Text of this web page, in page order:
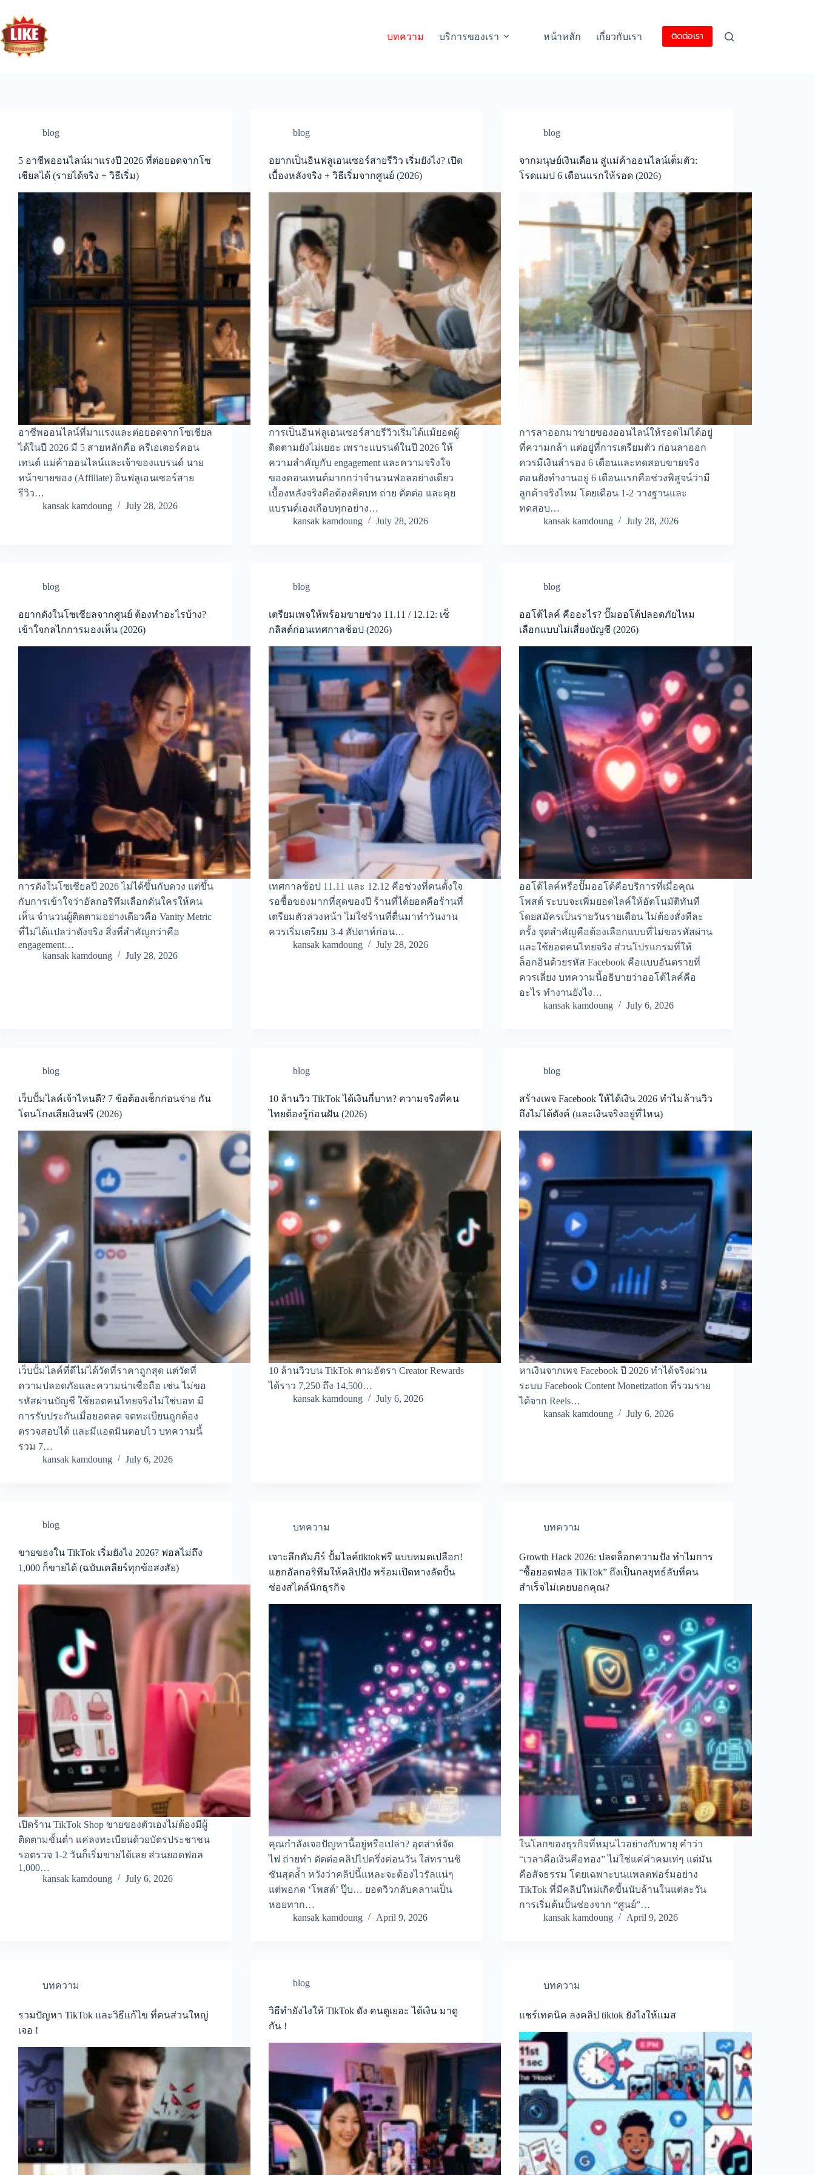
บทความ บริการของเรา หน้าหลัก เกี่ยวกับเรา ติดต่อเรา
blog
5 อาชีพออนไลน์มาแรงปี 2026 ที่ต่อยอดจากโซ
เชียลได้ (รายได้จริง + วิธีเริ่ม)
อาชีพออนไลน์ที่มาแรงและต่อยอดจากโซเชียล
ได้ในปี 2026 มี 5 สายหลักคือ ครีเอเตอร์คอน
เทนต์ แม่ค้าออนไลน์และเจ้าของแบรนด์ นาย
หน้าขายของ (Affiliate) อินฟลูเอนเซอร์สาย
รีวิว…
kansak kamdoung
July 28, 2026
blog
อยากเป็นอินฟลูเอนเซอร์สายรีวิว เริ่มยังไง? เปิด
เบื้องหลังจริง + วิธีเริ่มจากศูนย์ (2026)
การเป็นอินฟลูเอนเซอร์สายรีวิวเริ่มได้แม้ยอดผู้
ติดตามยังไม่เยอะ เพราะแบรนด์ในปี 2026 ให้
ความสำคัญกับ engagement และความจริงใจ
ของคอนเทนต์มากกว่าจำนวนฟอลอย่างเดียว
เบื้องหลังจริงคือต้องคิดบท ถ่าย ตัดต่อ และคุย
แบรนด์เองเกือบทุกอย่าง…
kansak kamdoung
July 28, 2026
blog
จากมนุษย์เงินเดือน สู่แม่ค้าออนไลน์เต็มตัว:
โรดแมป 6 เดือนแรกให้รอด (2026)
การลาออกมาขายของออนไลน์ให้รอดไม่ได้อยู่
ที่ความกล้า แต่อยู่ที่การเตรียมตัว ก่อนลาออก
ควรมีเงินสำรอง 6 เดือนและทดสอบขายจริง
ตอนยังทำงานอยู่ 6 เดือนแรกคือช่วงพิสูจน์ว่ามี
ลูกค้าจริงไหม โดยเดือน 1-2 วางฐานและ
ทดสอบ…
kansak kamdoung
July 28, 2026
blog
อยากดังในโซเชียลจากศูนย์ ต้องทำอะไรบ้าง?
เข้าใจกลไกการมองเห็น (2026)
การดังในโซเชียลปี 2026 ไม่ได้ขึ้นกับดวง แต่ขึ้น
กับการเข้าใจว่าอัลกอริทึมเลือกดันใครให้คน
เห็น จำนวนผู้ติดตามอย่างเดียวคือ Vanity Metric
ที่ไม่ได้แปลว่าดังจริง สิ่งที่สำคัญกว่าคือ
engagement…
kansak kamdoung
July 28, 2026
blog
เตรียมเพจให้พร้อมขายช่วง 11.11 / 12.12: เช็
กลิสต์ก่อนเทศกาลช้อป (2026)
เทศกาลช้อป 11.11 และ 12.12 คือช่วงที่คนตั้งใจ
รอซื้อของมากที่สุดของปี ร้านที่ได้ยอดคือร้านที่
เตรียมตัวล่วงหน้า ไม่ใช่ร้านที่ตื่นมาทำวันงาน
ควรเริ่มเตรียม 3-4 สัปดาห์ก่อน…
kansak kamdoung
July 28, 2026
blog
ออโต้ไลค์ คืออะไร? ปั๊มออโต้ปลอดภัยไหม
เลือกแบบไม่เสี่ยงบัญชี (2026)
ออโต้ไลค์หรือปั๊มออโต้คือบริการที่เมื่อคุณ
โพสต์ ระบบจะเพิ่มยอดไลค์ให้อัตโนมัติทันที
โดยสมัครเป็นรายวันรายเดือน ไม่ต้องสั่งทีละ
ครั้ง จุดสำคัญคือต้องเลือกแบบที่ไม่ขอรหัสผ่าน
และใช้ยอดคนไทยจริง ส่วนโปรแกรมที่ให้
ล็อกอินด้วยรหัส Facebook คือแบบอันตรายที่
ควรเลี่ยง บทความนี้อธิบายว่าออโต้ไลค์คือ
อะไร ทำงานยังไง…
kansak kamdoung
July 6, 2026
blog
เว็บปั้มไลค์เจ้าไหนดี? 7 ข้อต้องเช็กก่อนจ่าย กัน
โดนโกงเสียเงินฟรี (2026)
เว็บปั้มไลค์ที่ดีไม่ได้วัดที่ราคาถูกสุด แต่วัดที่
ความปลอดภัยและความน่าเชื่อถือ เช่น ไม่ขอ
รหัสผ่านบัญชี ใช้ยอดคนไทยจริงไม่ใช่บอท มี
การรับประกันเมื่อยอดลด จดทะเบียนถูกต้อง
ตรวจสอบได้ และมีแอดมินตอบไว บทความนี้
รวม 7…
kansak kamdoung
July 6, 2026
blog
10 ล้านวิว TikTok ได้เงินกี่บาท? ความจริงที่คน
ไทยต้องรู้ก่อนฝัน (2026)
10 ล้านวิวบน TikTok ตามอัตรา Creator Rewards
ได้ราว 7,250 ถึง 14,500…
kansak kamdoung
July 6, 2026
blog
สร้างเพจ Facebook ให้ได้เงิน 2026 ทำไมล้านวิว
ถึงไม่ได้ตังค์ (และเงินจริงอยู่ที่ไหน)
หาเงินจากเพจ Facebook ปี 2026 ทำได้จริงผ่าน
ระบบ Facebook Content Monetization ที่รวมราย
ได้จาก Reels…
kansak kamdoung
July 6, 2026
blog
ขายของใน TikTok เริ่มยังไง 2026? ฟอลไม่ถึง
1,000 ก็ขายได้ (ฉบับเคลียร์ทุกข้อสงสัย)
เปิดร้าน TikTok Shop ขายของตัวเองไม่ต้องมีผู้
ติดตามขั้นต่ำ แค่ลงทะเบียนด้วยบัตรประชาชน
รอตรวจ 1-2 วันก็เริ่มขายได้เลย ส่วนยอดฟอล
1,000…
kansak kamdoung
July 6, 2026
บทความ
เจาะลึกคัมภีร์ ปั้มไลค์tiktokฟรี แบบหมดเปลือก!
แฮกอัลกอริทึมให้คลิปปัง พร้อมเปิดทางลัดปั้น
ช่องสไตล์นักธุรกิจ
คุณกำลังเจอปัญหานี้อยู่หรือเปล่า? อุตส่าห์จัด
ไฟ ถ่ายทำ ตัดต่อคลิปไปครึ่งค่อนวัน ใส่ทรานซิ
ชันสุดล้ำ หวังว่าคลิปนี้แหละจะต้องไวรัลแน่ๆ
แต่พอกด ‘โพสต์’ ปุ๊บ… ยอดวิวกลับคลานเป็น
หอยทาก…
kansak kamdoung
April 9, 2026
บทความ
Growth Hack 2026: ปลดล็อกความปัง ทำไมการ
“ซื้อยอดฟอล TikTok” ถึงเป็นกลยุทธ์ลับที่คน
สำเร็จไม่เคยบอกคุณ?
ในโลกของธุรกิจที่หมุนไวอย่างกับพายุ คำว่า
“เวลาคือเงินคือทอง” ไม่ใช่แค่คำคมเท่ๆ แต่มัน
คือสัจธรรม โดยเฉพาะบนแพลตฟอร์มอย่าง
TikTok ที่มีคลิปใหม่เกิดขี้นนับล้านในแต่ละวัน
การเริ่มต้นปั้นช่องจาก “ศูนย์”…
kansak kamdoung
April 9, 2026
บทความ
รวมปัญหา TikTok และวิธีแก้ไข ที่คนส่วนใหญ่
เจอ !
blog
วิธีทํายังไงให้ TikTok ดัง คนดูเยอะ ได้เงิน มาดู
กัน !
บทความ
แชร์เทคนิค ลงคลิป tiktok ยังไงให้แมส